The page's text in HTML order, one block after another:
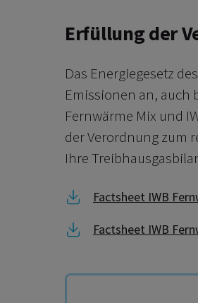
Erfüllung der
Das Energiegesetz
Emissionen an, auch
Fernwärme Mix und
der Verordnung zum
Ihre
Link zu Factsheet
Factsheet IWB
Link zu Factsheet
Factsheet IWB